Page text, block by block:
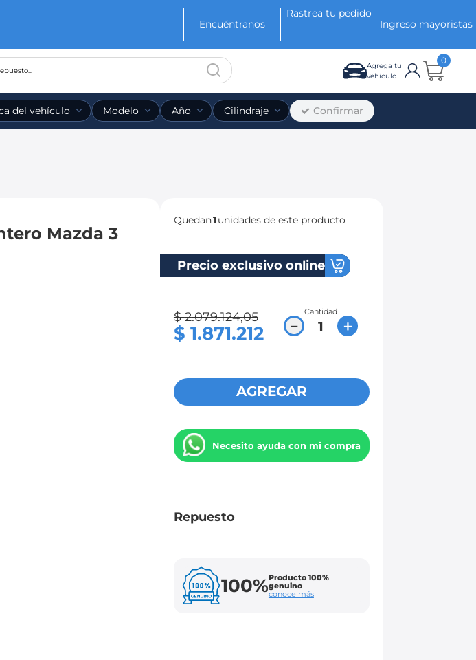
Encuéntranos
Rastrea tu pedido
Ingreso mayoristas
del repuesto...
Agrega tu
vehículo
0
del vehículo Modelo Año Cilindraje Confirmar
Mazda 3
Quedan1unidades de este producto
Precio exclusivo online
$ 2.079.124,05
$ 1.871.212
Cantidad
＋
－
AGREGAR
Necesito ayuda con mi compra
Repuesto
100%Producto 100%
genuino
conoce más